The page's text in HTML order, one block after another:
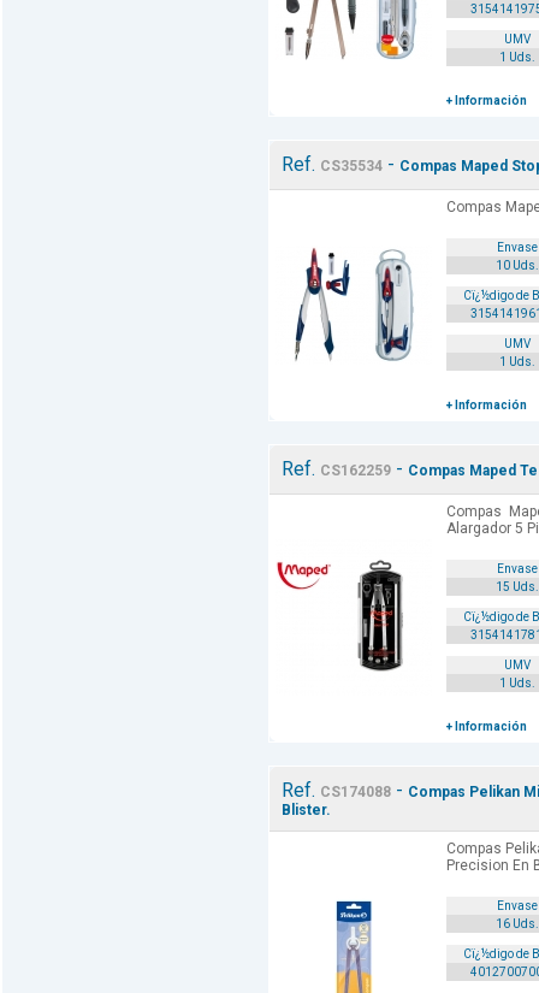
UMV
1 Uds.
+ Información
Ref. CS35534- Compas Maped
Compas
Envase
10 Uds.
Cï¿½digo de
UMV
1 Uds.
+ Información
Ref. CS162259- Compas Maped
Compas
Alargador 5
Envase
15 Uds.
Cï¿½digo de
UMV
1 Uds.
+ Información
Ref. CS174088- Compas Pelikan
Blister.
Compas
Precision En
Envase
16 Uds.
Cï¿½digo de